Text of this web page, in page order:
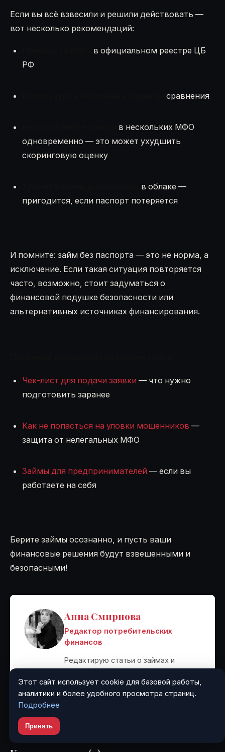
Если вы всё взвесили и решили действовать —
вот несколько рекомендаций:
в официальном реестре ЦБ
РФ
сравнения
в нескольких МФО
одновременно — это может ухудшить
скоринговую оценку
в облаке —
пригодится, если паспорт потеряется
И помните: займ без паспорта — это не норма, а
исключение. Если такая ситуация повторяется
часто, возможно, стоит задуматься о
финансовой подушке безопасности или
альтернативных источниках финансирования.
Чек-лист для подачи заявки — что нужно
подготовить заранее
Как не попасться на уловки мошенников —
защита от нелегальных МФО
Займы для предпринимателей — если вы
работаете на себя
Берите займы осознанно, и пусть ваши
финансовые решения будут взвешенными и
безопасными!
Анна Смирнова
Редактор потребительских
финансов
Редактирую статьи о займах и
сравниваю условия МФО. Помогаю
читателям понять скрытые пункты
договоров.
Этот сайт использует cookie для базовой работы,
аналитики и более удобного просмотра страниц.
Подробнее
Принять